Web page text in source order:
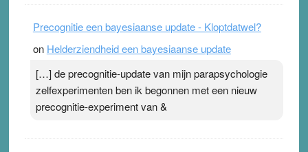
Precognitie een bayesiaanse update - Kloptdatwel?
on Helderziendheid een bayesiaanse update
[…] de precognitie-update van mijn parapsychologie
zelfexperimenten ben ik begonnen met een nieuw
precognitie-experiment van &